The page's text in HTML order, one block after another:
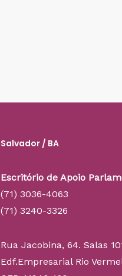
Salvador / BA
Escritório de Apoio
(71) 3036-4063
(71) 3240-3326
Rua Jacobina, 64. Salas
Edf.Empresarial Rio